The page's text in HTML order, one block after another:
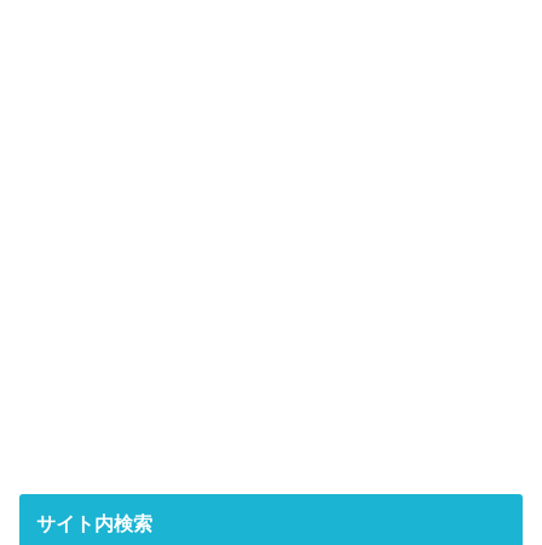
サイト内検索